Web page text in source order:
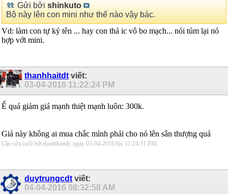
Gửi bởi shinkuto
Bộ này lên con mini như thế nào vậy bác.
Vd: làm con tự ký tên ... hay con thả ic vô bo mạch... nói túm lại nó
hợp với mini.
thanhhaitdt viết:
03-04-2016 11:22:24 PM
Ế quá giảm giá mạnh thiệt mạnh luôn: 300k.
Giá này không ai mua chắc mình phải cho nó lên sân thượng quá
Lần sửa cuối bởi thanhhaitdt, ngày 03-04-2016 lúc 11:24:31 PM .
duytrungcdt viết:
04-04-2016 08:32:58 AM